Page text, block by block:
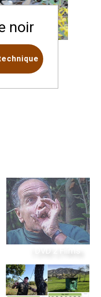
noir